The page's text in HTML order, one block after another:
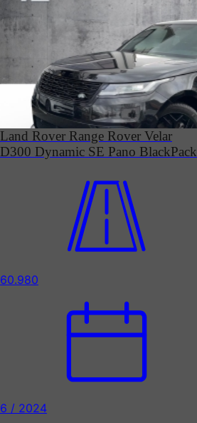
Land Rover Range Rover Velar
D300 Dynamic SE Pano BlackPack
60.980
6 / 2024